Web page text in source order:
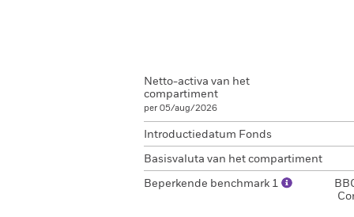
Netto-activa van het
compartiment
per 05/aug/2026
Introductiedatum Fonds
Basisvaluta van het compartiment
Beperkende benchmark 1